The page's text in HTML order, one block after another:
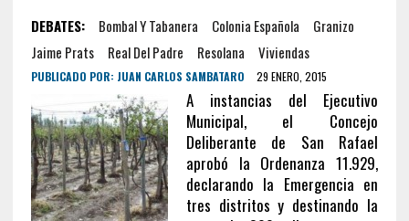
DEBATES: Bombal Y Tabanera Colonia Española
Granizo
Jaime Prats
Real Del Padre Resolana Viviendas
PUBLICADO POR: JUAN CARLOS SAMBATARO 29 ENERO, 2015
A instancias del Ejecutivo
Municipal, el Concejo
Deliberante de San Rafael
aprobó la Ordenanza 11.929,
declarando la Emergencia en
tres distritos y destinando la